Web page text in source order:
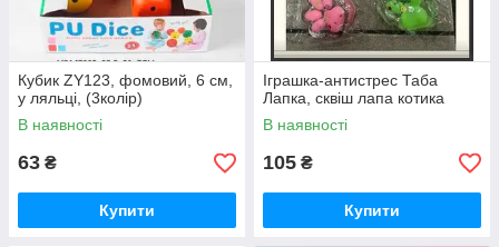
Кубик ZY123, фомовий, 6 см,
у ляльці, (3колір)
В наявності
63 ₴
Купити
Іграшка-антистрес Таба
Лапка, сквіш лапа котика
В наявності
105 ₴
Купити